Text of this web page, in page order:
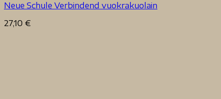
Neue Schule Verbindend vuokrakuolain
27,10 €